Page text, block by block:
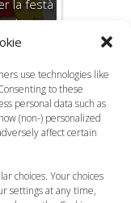
use technologies like
to these
personal data such as
(non-) personalized
affect certain
choices. Your choices
settings at any time,
la festà
gli
pan di